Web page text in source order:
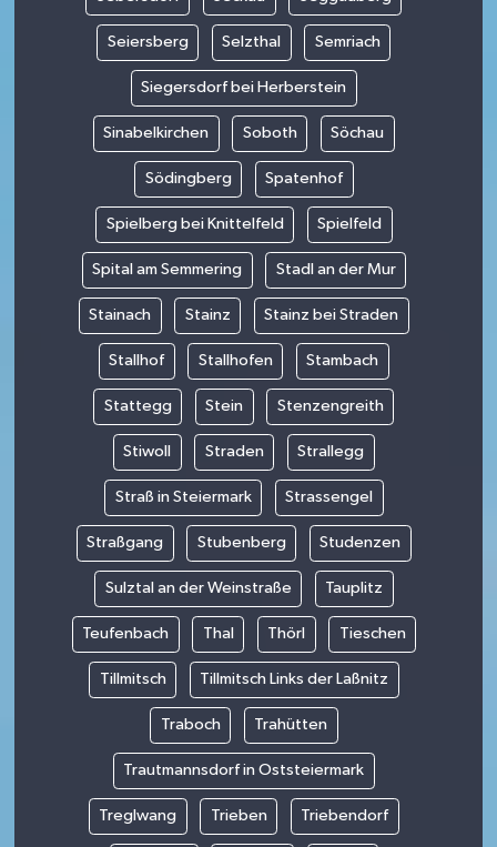
Seiersberg Selzthal Semriach
Siegersdorf bei Herberstein
Sinabelkirchen Soboth Söchau
Södingberg Spatenhof
Spielberg bei Knittelfeld Spielfeld
Spital am Semmering Stadl an der Mur
Stainach Stainz Stainz bei Straden
Stallhof Stallhofen Stambach
Stattegg Stein Stenzengreith
Stiwoll Straden Strallegg
Straß in Steiermark Strassengel
Straßgang Stubenberg Studenzen
Sulztal an der Weinstraße Tauplitz
Teufenbach Thal Thörl Tieschen
Tillmitsch Tillmitsch Links der Laßnitz
Traboch Trahütten
Trautmannsdorf in Oststeiermark
Treglwang Trieben Triebendorf